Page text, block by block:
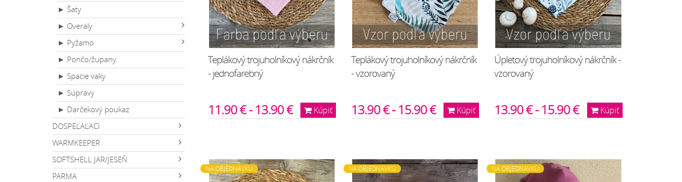
► Šaty
► Overaly
► Pyžamo
► Pončo/župany
► Spacie vaky
► Súpravy
► Darčekový poukaz
DOSPEĽAĽACI
WARMKEEPER
SOFTSHELL JAR/JESEŇ
PARMA
Teplákový trojuholníkový nákrčník
- jednofarebný
Kúpiť
11.90 € - 13.90 €
Teplákový trojuholníkový nákrčník
- vzorovaný
Kúpiť
13.90 € - 15.90 €
Úpletový trojuholníkový nákrčník -
vzorovaný
Kúpiť
13.90 € - 15.90 €
NA OBJEDNÁVKU NA OBJEDNÁVKU NA OBJEDNÁVKU